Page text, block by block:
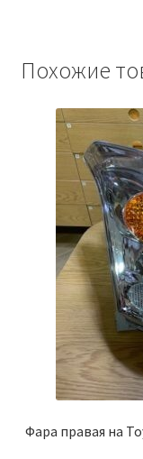
Похожие
Фара правая на